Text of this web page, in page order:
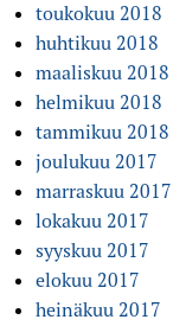
toukokuu 2018
huhtikuu 2018
maaliskuu 2018
helmikuu 2018
tammikuu 2018
joulukuu 2017
marraskuu 2017
lokakuu 2017
syyskuu 2017
elokuu 2017
heinäkuu 2017